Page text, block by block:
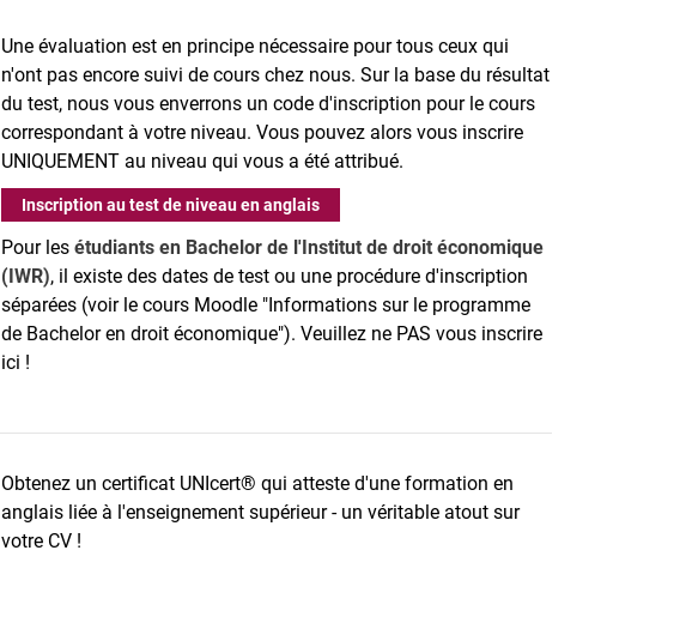
Une évaluation est en principe nécessaire pour tous ceux qui
n'ont pas encore suivi de cours chez nous. Sur la base du résultat
du test, nous vous enverrons un code d'inscription pour le cours
correspondant à votre niveau. Vous pouvez alors vous inscrire
UNIQUEMENT au niveau qui vous a été attribué.
Inscription au test de niveau en anglais
Pour lesétudiants en Bachelor de l'Institut de droit économique
(IWR), il existe des dates de test ou une procédure d'inscription
séparées (voir le cours Moodle "Informations sur le programme
de Bachelor en droit économique"). Veuillez ne PAS vous inscrire
ici !
Obtenez un certificat UNIcert® qui atteste d'une formation en
anglais liée à l'enseignement supérieur - un véritable atout sur
votre CV !